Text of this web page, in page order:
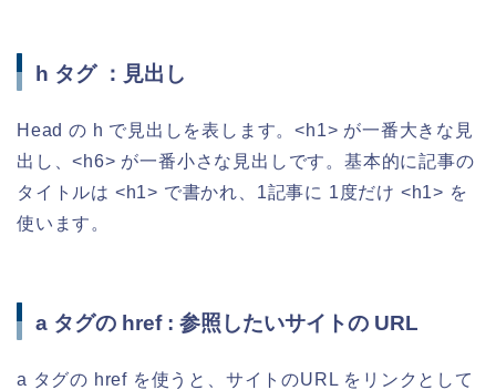
h タグ ：見出し
Head の h で見出しを表します。<h1> が一番大きな見
出し、<h6> が一番小さな見出しです。基本的に記事の
タイトルは <h1> で書かれ、1記事に 1度だけ <h1> を
使います。
a タグの href : 参照したいサイトの URL
a タグの href を使うと、サイトのURL をリンクとして